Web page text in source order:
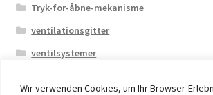
Wir verwenden Cookies, um Ihr Browser-
Tryk-for-åbne-mekanisme
ventilationsgitter
ventilsystemer